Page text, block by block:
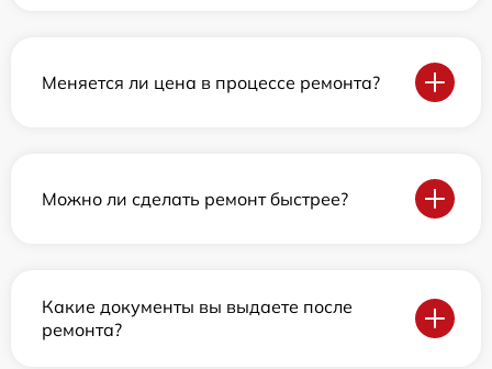
Меняется ли цена в процессе ремонта?
Можно ли сделать ремонт быстрее?
Какие документы вы выдаете после
ремонта?